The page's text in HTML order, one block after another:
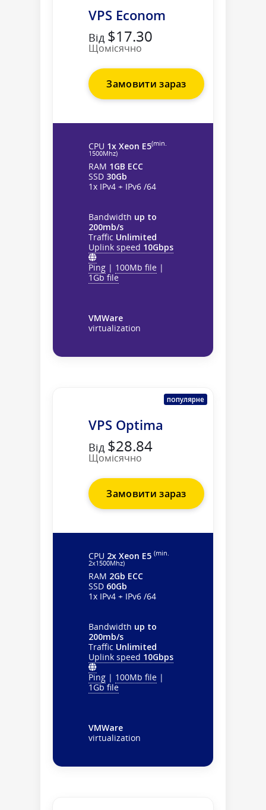
VPS Econom
Від $17.30
Щомісячно
Замовити зараз
CPU 1x Xeon E5(min.
1500Mhz)
RAM 1GB ECC
SSD 30Gb
1x IPv4 + IPv6 /64
Bandwidth up to
200mb/s
Traffic Unlimited
Uplink speed 10Gbps
Ping | 100Mb file |
1Gb file
VMWare
virtualization
популярне
VPS Optima
Від $28.84
Щомісячно
Замовити зараз
CPU 2x Xeon E5 (min.
2х1500Mhz)
RAM 2Gb ECC
SSD 60Gb
1x IPv4 + IPv6 /64
Bandwidth up to
200mb/s
Traffic Unlimited
Uplink speed 10Gbps
Ping | 100Mb file |
1Gb file
VMWare
virtualization